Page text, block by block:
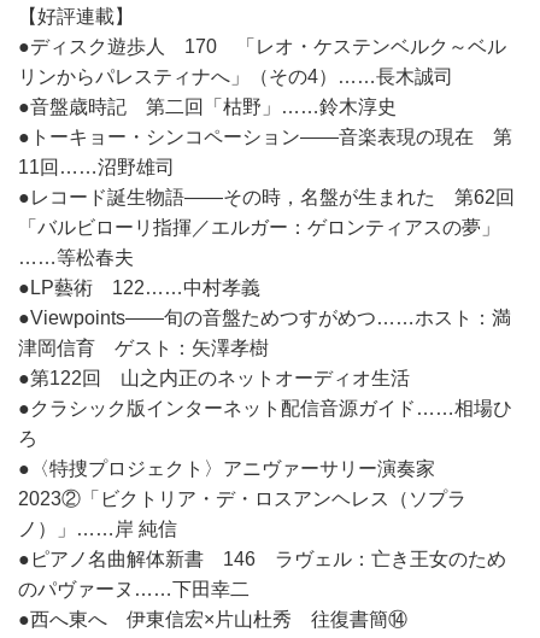
【好評連載】
●ディスク遊歩人 170 「レオ・ケステンベルク～ベル
リンからパレスティナへ」（その4）……長木誠司
●音盤歳時記 第二回「枯野」……鈴木淳史
●トーキョー・シンコペーション――音楽表現の現在 第
11回……沼野雄司
●レコード誕生物語――その時，名盤が生まれた 第62回
「バルビローリ指揮／エルガー：ゲロンティアスの夢」
……等松春夫
●LP藝術 122……中村孝義
●Viewpoints――旬の音盤ためつすがめつ……ホスト：満
津岡信育 ゲスト：矢澤孝樹
●第122回 山之内正のネットオーディオ生活
●クラシック版インターネット配信音源ガイド……相場ひ
ろ
●〈特捜プロジェクト〉アニヴァーサリー演奏家
2023②「ビクトリア・デ・ロスアンヘレス（ソプラ
ノ）」……岸 純信
●ピアノ名曲解体新書 146 ラヴェル：亡き王女のため
のパヴァーヌ……下田幸二
●西へ東へ 伊東信宏×片山杜秀 往復書簡⑭